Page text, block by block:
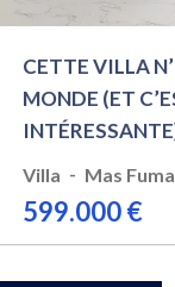
CETTE VILLA
MONDE (ET
Villa - Mas
599.000 €